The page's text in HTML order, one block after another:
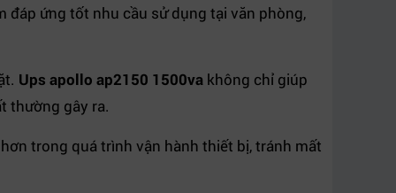
đáp ứng tốt nhu cầu sử dụng tại văn phòng,
Ups apollo ap2150 1500va không chỉ giúp
thường gây ra.
trong quá trình vận hành thiết bị, tránh mất